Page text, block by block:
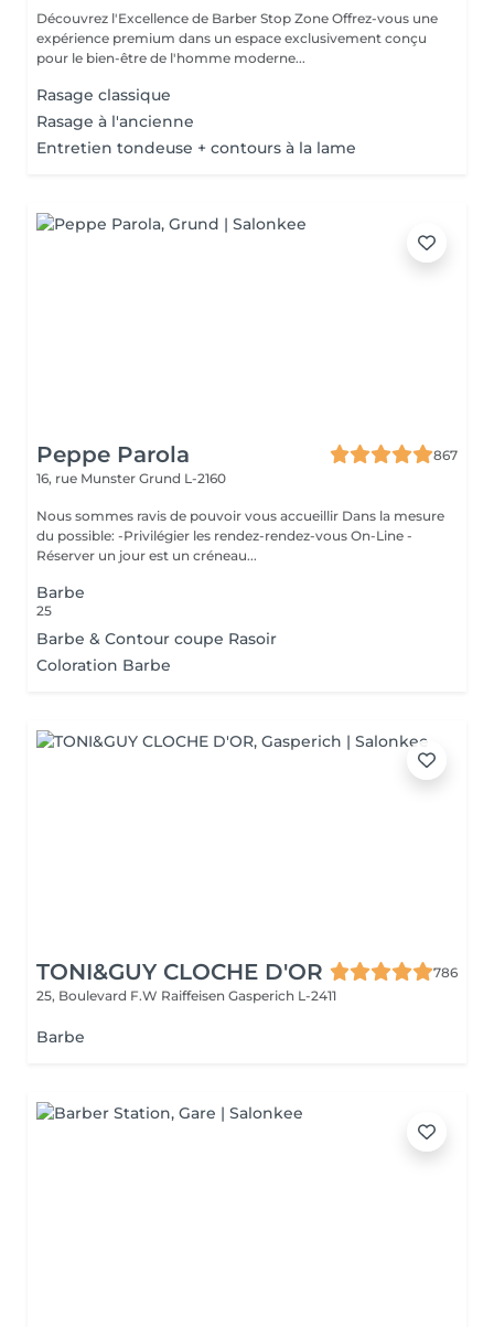
Découvrez l'Excellence de Barber Stop Zone Offrez-vous une
expérience premium dans un espace exclusivement conçu
pour le bien-être de l'homme moderne...
Rasage classique
Rasage à l'ancienne
Entretien tondeuse + contours à la lame
Peppe Parola
867
16, rue Munster Grund L-2160
Nous sommes ravis de pouvoir vous accueillir Dans la mesure
du possible: -Privilégier les rendez-rendez-vous On-Line -
Réserver un jour est un créneau...
Barbe
25
Barbe & Contour coupe Rasoir
Coloration Barbe
TONI&GUY CLOCHE D'OR
786
25, Boulevard F.W Raiffeisen Gasperich L-2411
Barbe